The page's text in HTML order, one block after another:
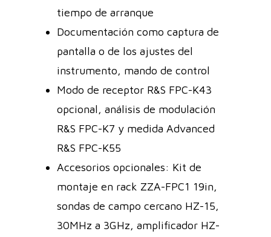
tiempo de arranque
Documentación como captura de
pantalla o de los ajustes del
instrumento, mando de control
Modo de receptor R&S FPC-K43
opcional, análisis de modulación
R&S FPC-K7 y medida Advanced
R&S FPC-K55
Accesorios opcionales: Kit de
montaje en rack ZZA-FPC1 19in,
sondas de campo cercano HZ-15,
30MHz a 3GHz, amplificador HZ-